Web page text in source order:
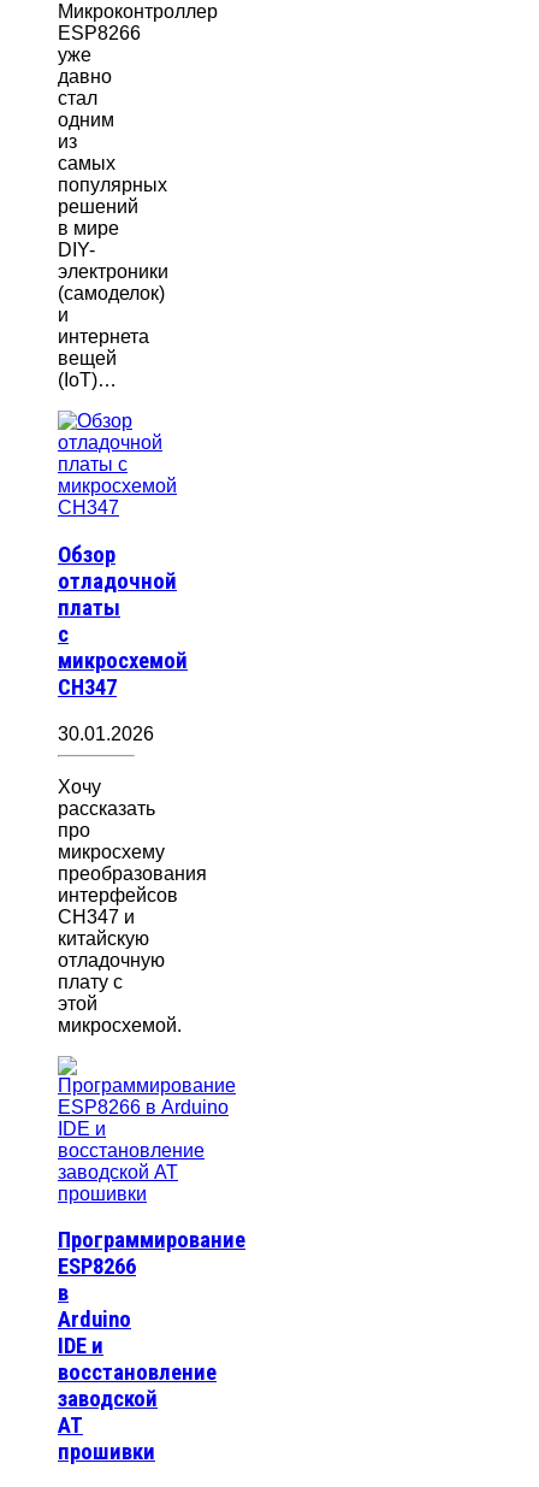
Микроконтроллер
ESP8266
уже
давно
стал
одним
из
самых
популярных
решений
в мире
DIY-
электроники
(самоделок)
и
интернета
вещей
(IoT)…
Обзор
отладочной
платы
с
микросхемой
CH347
30.01.2026
Хочу
рассказать
про
микросхему
преобразования
интерфейсов
CH347 и
китайскую
отладочную
плату с
этой
микросхемой.
Программирование
ESP8266
в
Arduino
IDE и
восстановление
заводской
AT
прошивки